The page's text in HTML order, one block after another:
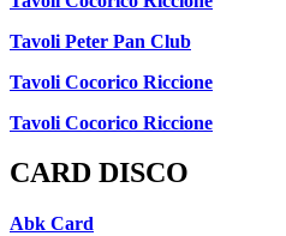
Tavoli Peter Pan Club
Tavoli Cocorico Riccione
Tavoli Cocorico Riccione
CARD DISCO
Abk Card